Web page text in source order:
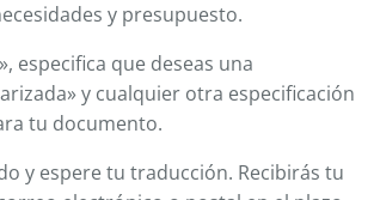
y presupuesto.
especifica que deseas una
y cualquier otra especificación
tu documento.
y espere tu traducción. Recibirás tu